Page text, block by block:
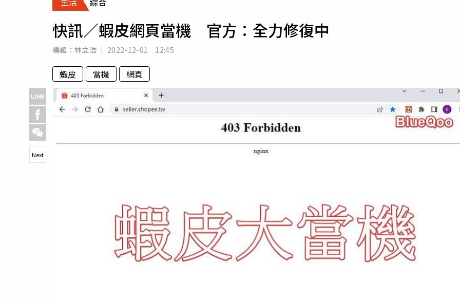
專欄
房產新勢力
運勢
快訊／蝦皮網頁當機 官方：全力修復中
編輯： 林立浩 2022-12-01 12:45
蝦皮 當機 網頁
Next